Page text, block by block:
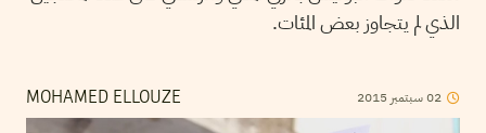
الذي لم يتجاوز بعض المئات.
MOHAMED ELLOUZE 02سبتمبر 2015